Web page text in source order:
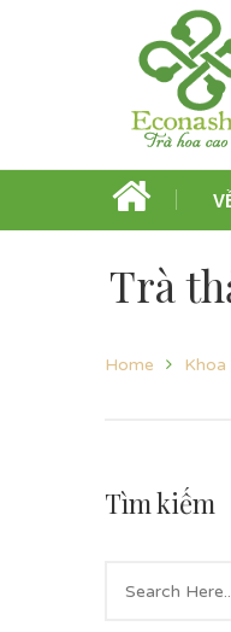
Trà
Home
Tìm kiếm